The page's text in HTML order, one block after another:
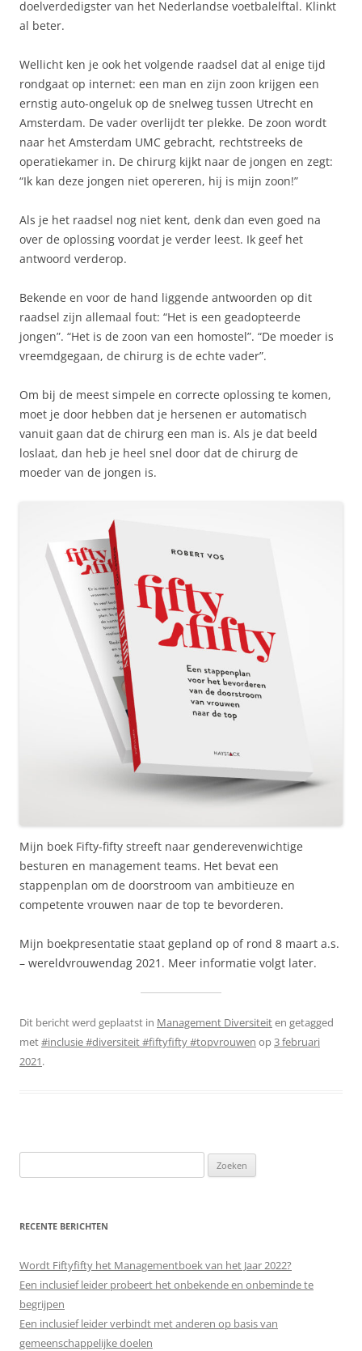
doelverdedigster van het Nederlandse voetbalelftal. Klinkt
al beter.
Wellicht ken je ook het volgende raadsel dat al enige tijd
rondgaat op internet: een man en zijn zoon krijgen een
ernstig auto-ongeluk op de snelweg tussen Utrecht en
Amsterdam. De vader overlijdt ter plekke. De zoon wordt
naar het Amsterdam UMC gebracht, rechtstreeks de
operatiekamer in. De chirurg kijkt naar de jongen en zegt:
“Ik kan deze jongen niet opereren, hij is mijn zoon!”
Als je het raadsel nog niet kent, denk dan even goed na
over de oplossing voordat je verder leest. Ik geef het
antwoord verderop.
Bekende en voor de hand liggende antwoorden op dit
raadsel zijn allemaal fout: “Het is een geadopteerde
jongen”. “Het is de zoon van een homostel”. “De moeder is
vreemdgegaan, de chirurg is de echte vader”.
Om bij de meest simpele en correcte oplossing te komen,
moet je door hebben dat je hersenen er automatisch
vanuit gaan dat de chirurg een man is. Als je dat beeld
loslaat, dan heb je heel snel door dat de chirurg de
moeder van de jongen is.
Mijn boek Fifty-fifty streeft naar genderevenwichtige
besturen en management teams. Het bevat een
stappenplan om de doorstroom van ambitieuze en
competente vrouwen naar de top te bevorderen.
Mijn boekpresentatie staat gepland op of rond 8 maart a.s.
– wereldvrouwendag 2021. Meer informatie volgt later.
Dit bericht werd geplaatst in Management Diversiteiten getagged
met#inclusie #diversiteit #fiftyfifty #topvrouwen op3 februari
2021.
naar:
RECENTE BERICHTEN
Wordt Fiftyfifty het Managementboek van het Jaar 2022?
Een inclusief leider probeert het onbekende en onbeminde te
begrijpen
Een inclusief leider verbindt met anderen op basis van
gemeenschappelijke doelen